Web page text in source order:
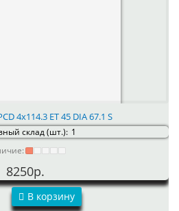
4x114.3 ET 45 DIA 67.1 S
склад (шт.): 1
8250р.
В корзину